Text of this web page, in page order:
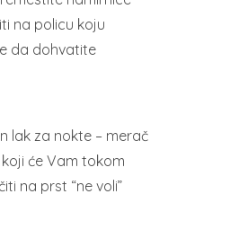
na policu koju
da dohvatite
lak za nokte – merač
će Vam tokom
na prst “ne voli”